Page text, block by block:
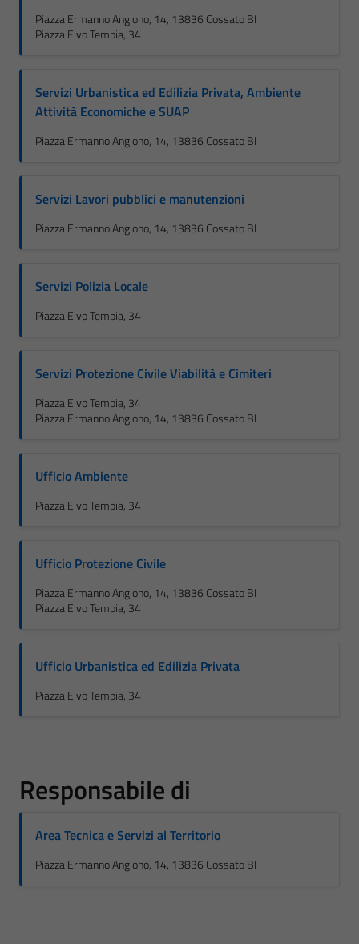
Piazza Ermanno Angiono, 14, 13836 Cossato BI
Piazza Elvo Tempia, 34
Servizi Urbanistica ed Edilizia Privata, Ambiente
Attività Economiche e SUAP
Piazza Ermanno Angiono, 14, 13836 Cossato BI
Servizi Lavori pubblici e manutenzioni
Piazza Ermanno Angiono, 14, 13836 Cossato BI
Servizi Polizia Locale
Piazza Elvo Tempia, 34
Servizi Protezione Civile Viabilità e Cimiteri
Piazza Elvo Tempia, 34
Piazza Ermanno Angiono, 14, 13836 Cossato BI
Ufficio Ambiente
Piazza Elvo Tempia, 34
Ufficio Protezione Civile
Piazza Ermanno Angiono, 14, 13836 Cossato BI
Piazza Elvo Tempia, 34
Ufficio Urbanistica ed Edilizia Privata
Piazza Elvo Tempia, 34
Responsabile di
Area Tecnica e Servizi al Territorio
Piazza Ermanno Angiono, 14, 13836 Cossato BI